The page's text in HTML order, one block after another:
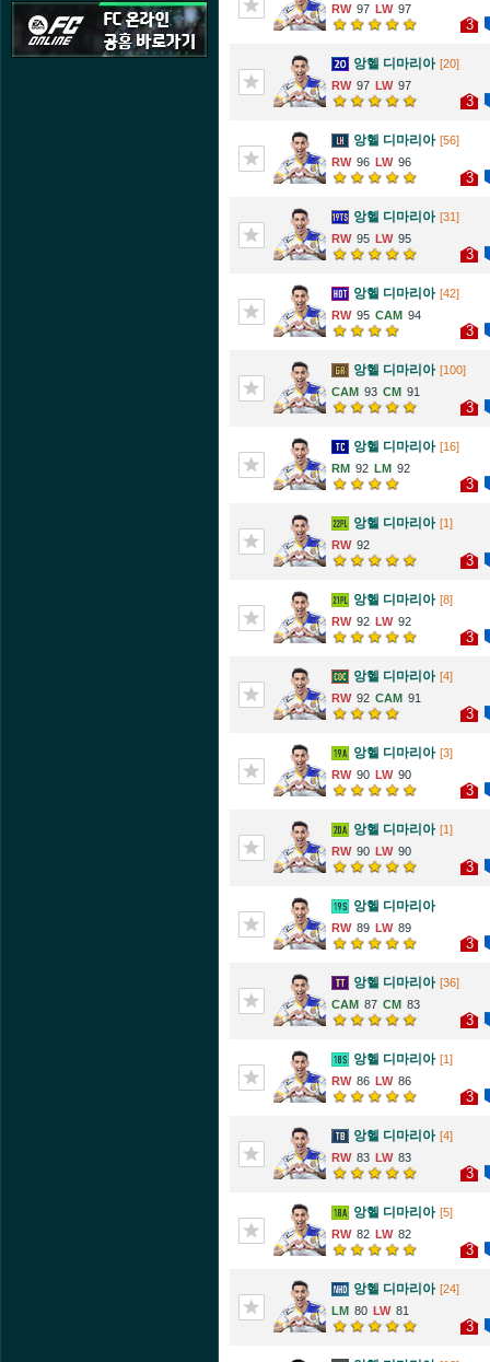
97
97
3
앙헬 디마리아 [20]
97
97
3
앙헬 디마리아 [56]
96
96
3
앙헬 디마리아 [31]
95
95
3
앙헬 디마리아 [42]
95
94
3
앙헬 디마리아 [100]
93
91
3
앙헬 디마리아 [16]
92
92
3
앙헬 디마리아 [1]
92
3
앙헬 디마리아 [8]
92
92
3
앙헬 디마리아 [4]
92
91
3
앙헬 디마리아 [3]
90
90
3
앙헬 디마리아 [1]
90
90
3
앙헬 디마리아
89 89
3
앙헬 디마리아 [36]
87
83
3
앙헬 디마리아 [1]
86
86
3
앙헬 디마리아 [4]
83
83
3
앙헬 디마리아 [5]
82
82
3
앙헬 디마리아 [24]
80
81
3